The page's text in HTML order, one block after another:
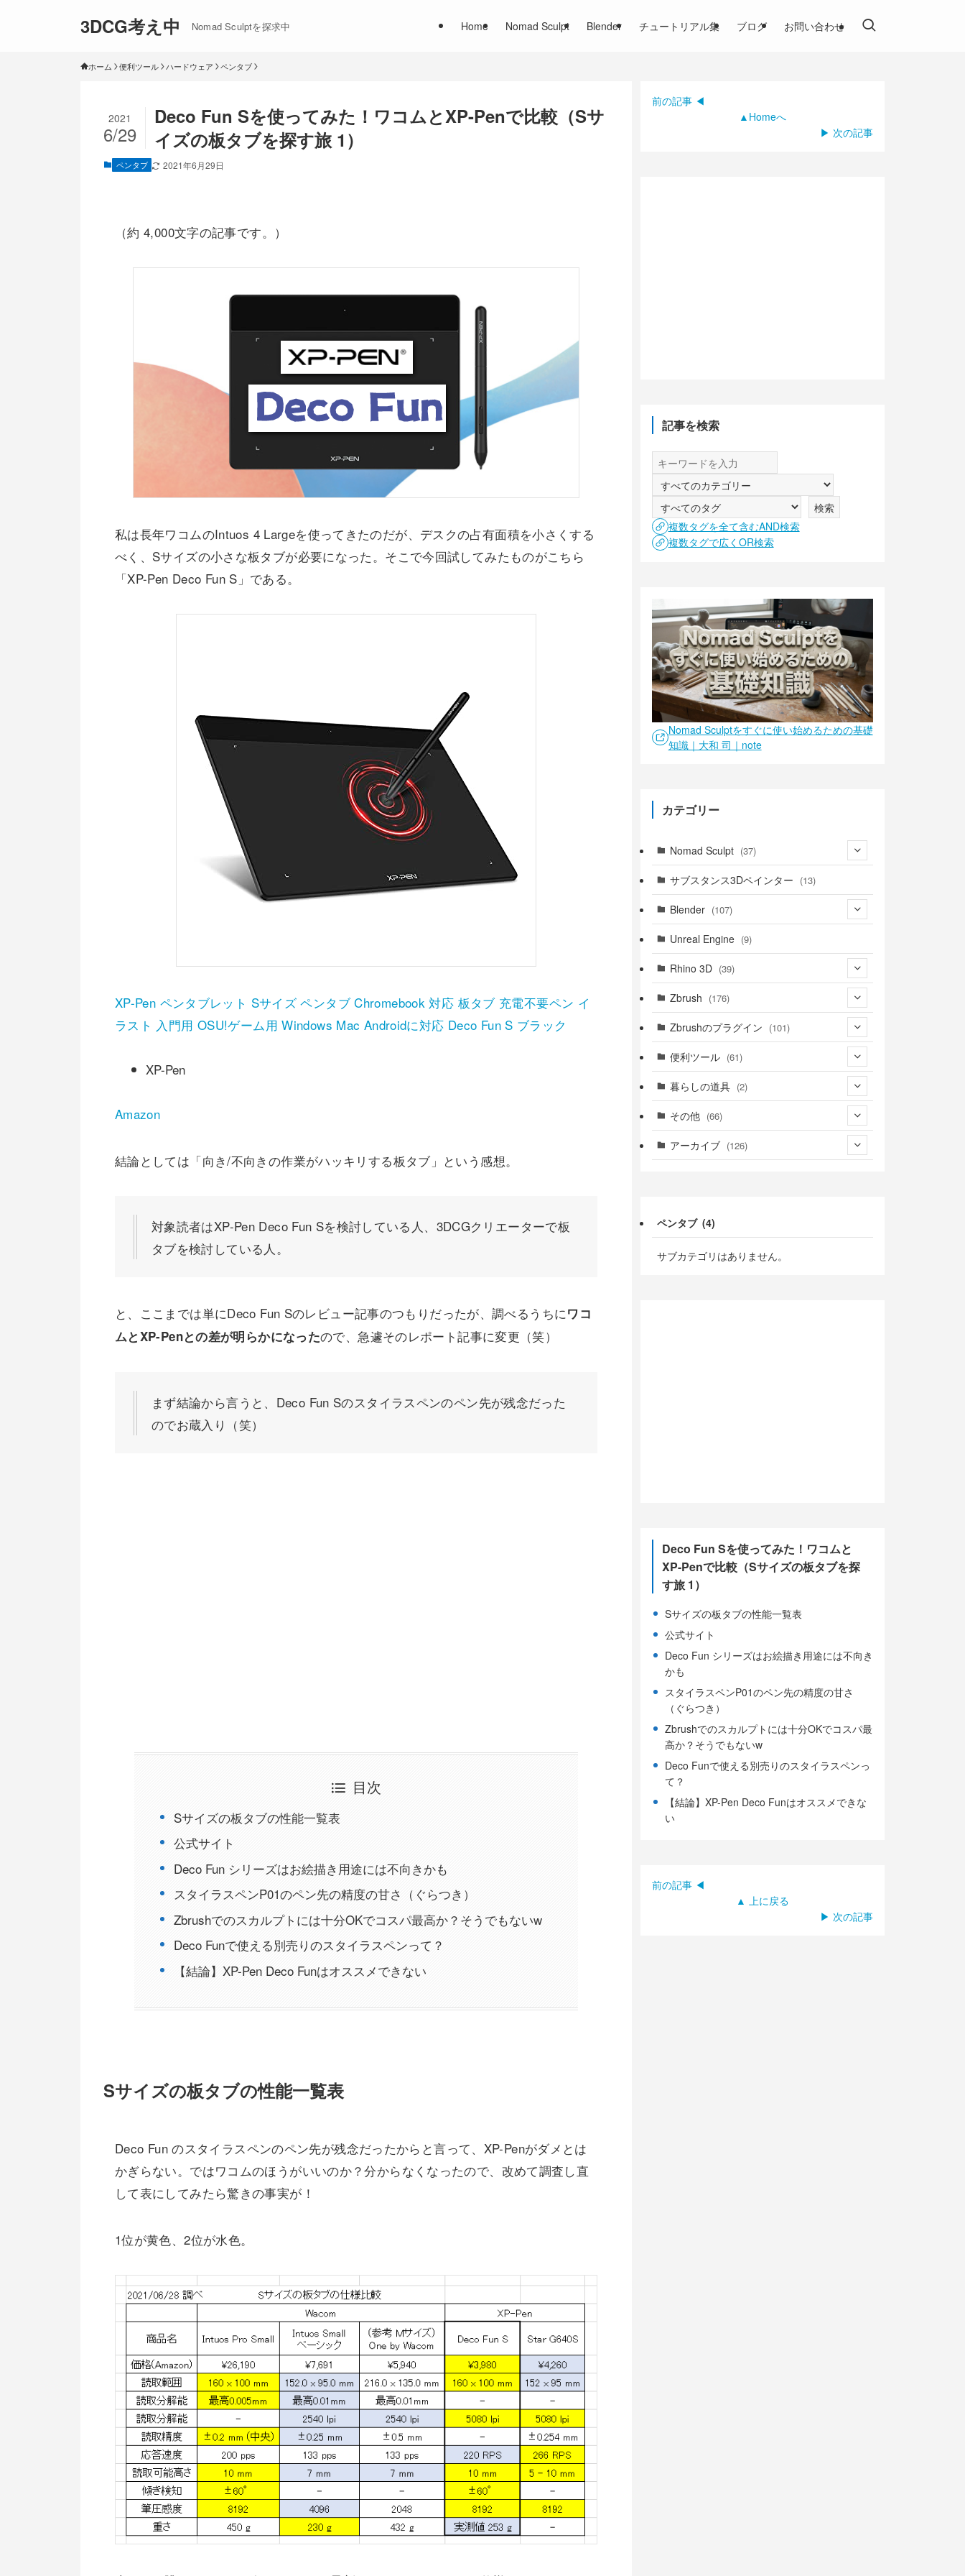
3DCG考え中 Nomad Sculptを探求中 Home Nomad Sculpt Blender チュートリアル集 ブログ お問い合わせ
ホーム 便利ツール ハードウェア ペンタブ
Deco Fun Sを使ってみた！ワコムとXP-Penで比較（Sサ
イズの板タブを探す旅 1）
2021
6/29
ペンタブ 2021年6月29日
（約 4,000文字の記事です。）
私は長年ワコムのIntuos 4 Largeを使ってきたのだが、デスクの占有面積を小さくする
べく、Sサイズの小さな板タブが必要になった。そこで今回試してみたものがこちら
「XP-Pen Deco Fun S」である。
XP-Pen ペンタブレット Sサイズ ペンタブ Chromebook 対応 板タブ 充電不要ペン イ
ラスト 入門用 OSU!ゲーム用 Windows Mac Androidに対応 Deco Fun S ブラック
XP-Pen
Amazon
結論としては「向き/不向きの作業がハッキリする板タブ」という感想。
対象読者はXP-Pen Deco Fun Sを検討している人、3DCGクリエーターで板
タブを検討している人。
と、ここまでは単にDeco Fun Sのレビュー記事のつもりだったが、調べるうちにワコ
ムとXP-Penとの差が明らかになったので、急遽そのレポート記事に変更（笑）
まず結論から言うと、Deco Fun Sのスタイラスペンのペン先が残念だった
のでお蔵入り（笑）
目次
Sサイズの板タブの性能一覧表
公式サイト
Deco Fun シリーズはお絵描き用途には不向きかも
スタイラスペンP01のペン先の精度の甘さ（ぐらつき）
Zbrushでのスカルプトには十分OKでコスパ最高か？そうでもないw
Deco Funで使える別売りのスタイラスペンって？
【結論】XP-Pen Deco Funはオススメできない
Sサイズの板タブの性能一覧表
Deco Fun のスタイラスペンのペン先が残念だったからと言って、XP-Penがダメとは
かぎらない。ではワコムのほうがいいのか？分からなくなったので、改めて調査し直
して表にしてみたら驚きの事実が！
1位が黄色、2位が水色。
前の記事 ◀
▲Homeへ
▶ 次の記事
記事を検索
複数タグを全て含むAND検索
複数タグで広くOR検索
Nomad Sculptをすぐに使い始めるための基礎
知識｜大和 司｜note
カテゴリー
Nomad Sculpt (37)
(9)
(6)
(4)
(3)
(1)
(8)
(5)
サブスタンス3Dペインター (13)
Blender (107)
(18)
(4)(39)
Unreal Engine (9)
Rhino 3D (39)
(34)
Zbrush (176)
(94)
(14)
(18)
(21)
(18)
(76)
(6)
Zbrushのプラグイン (101)
(3)
(41)
(3)
(1)
(9)
(13)
便利ツール (61)
(39)
(2)
(1)
暮らしの道具 (2)
その他 (66)
(7)
(3)
アーカイブ (126)
(7)
(19)
(3)
(7)
ペンタブ (4)
サブカテゴリはありません。
Deco Fun Sを使ってみた！ワコムと
XP-Penで比較（Sサイズの板タブを探
す旅 1）
Sサイズの板タブの性能一覧表
公式サイト
Deco Fun シリーズはお絵描き用途には不向き
かも
スタイラスペンP01のペン先の精度の甘さ
（ぐらつき）
Zbrushでのスカルプトには十分OKでコスパ最
高か？そうでもないw
Deco Funで使える別売りのスタイラスペンっ
て？
【結論】XP-Pen Deco Funはオススメできな
い
前の記事 ◀
▲ 上に戻る
▶ 次の記事